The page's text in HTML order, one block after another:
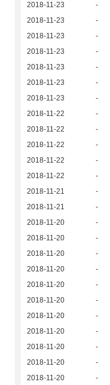
2018-11-23
-
2018-11-23
-
2018-11-23
-
2018-11-23
-
2018-11-23
-
2018-11-23
-
2018-11-23
-
2018-11-22
-
2018-11-22
-
2018-11-22
-
2018-11-22
-
2018-11-22
-
2018-11-21
-
2018-11-21
-
2018-11-20
-
2018-11-20
-
2018-11-20
-
2018-11-20
-
2018-11-20
-
2018-11-20
-
2018-11-20
-
2018-11-20
-
2018-11-20
-
2018-11-20
-
2018-11-20
-